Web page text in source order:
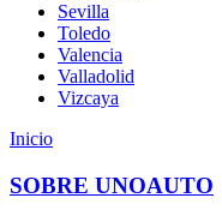
Sevilla
Toledo
Valencia
Valladolid
Vizcaya
Inicio
SOBRE UNOAUTO